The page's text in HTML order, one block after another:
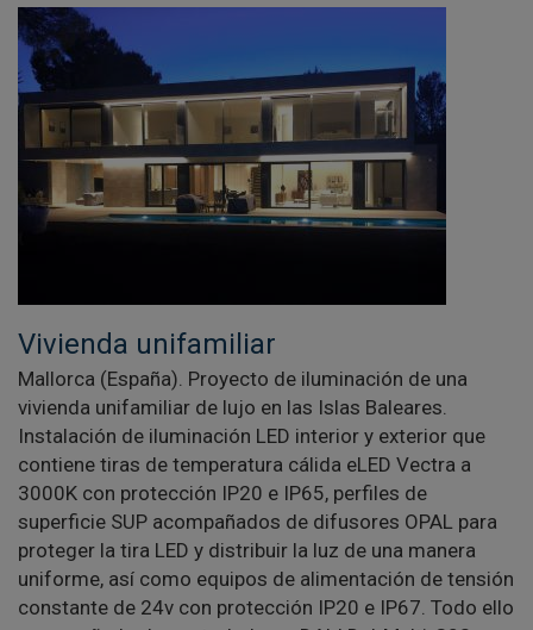
Vivienda unifamiliar
Mallorca (España). Proyecto de iluminación de una
vivienda unifamiliar de lujo en las Islas Baleares.
Instalación de iluminación LED interior y exterior que
contiene tiras de temperatura cálida eLED Vectra a
3000K con protección IP20 e IP65, perfiles de
superficie SUP acompañados de difusores OPAL para
proteger la tira LED y distribuir la luz de una manera
uniforme, así como equipos de alimentación de tensión
constante de 24v con protección IP20 e IP67. Todo ello